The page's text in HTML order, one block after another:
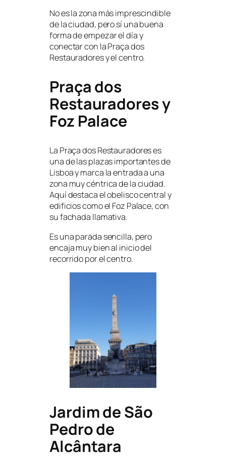
No es la zona más imprescindible
de la ciudad, pero sí una buena
forma de empezar el día y
conectar con la Praça dos
Restauradores y el centro.
Praça dos
Restauradores y
Foz Palace
La Praça dos Restauradores es
una de las plazas importantes de
Lisboa y marca la entrada a una
zona muy céntrica de la ciudad.
Aquí destaca el obelisco central y
edificios como el Foz Palace, con
su fachada llamativa.
Es una parada sencilla, pero
encaja muy bien al inicio del
recorrido por el centro.
Jardim de São
Pedro de
Alcântara